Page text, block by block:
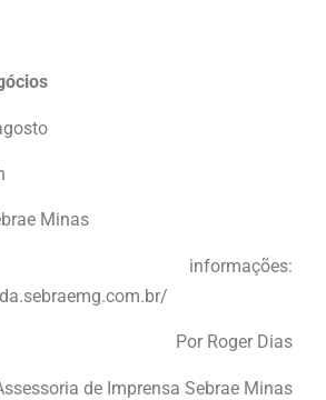
Minas
Por Roger Dias
de Imprensa Sebrae Minas